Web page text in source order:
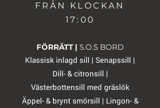
FRÅN KLOCKAN
17:00
FÖRRÄTT | S.O.S BORD
Klassisk inlagd sill | Senapssill |
Dill- & citronsill |
Västerbottensill med gräslök
Äppel- & brynt smörsill | Lingon- &